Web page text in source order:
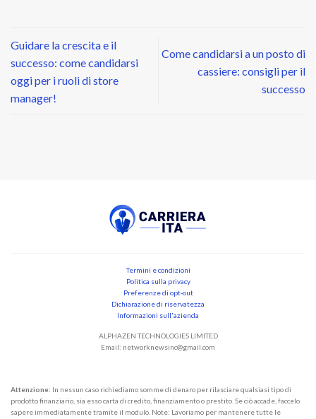
Guidare la crescita e il
successo: come candidarsi
oggi per i ruoli di store
manager!
Come candidarsi a un posto di
cassiere: consigli per il
successo
Termini e condizioni
Politica sulla privacy
Preferenze di opt-out
Dichiarazione di riservatezza
Informazioni sull'azienda
ALPHAZEN TECHNOLOGIES LIMITED
Email: networknewsinc@gmail.com
Attenzione: In nessun caso richiediamo somme di denaro per rilasciare qualsiasi tipo di
prodotto finanziario, sia esso carta di credito, finanziamento o prestito. Se ciò accade, faccelo
sapere immediatamente tramite il modulo. Note: Lavoriamo per mantenere tutte le